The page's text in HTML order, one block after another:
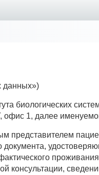
данных»)
биологических
1, далее
представителем
консультации,